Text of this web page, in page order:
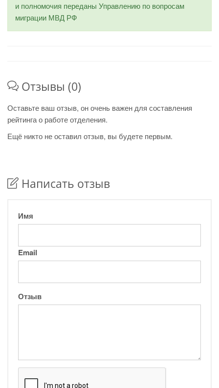
и полномочия переданы Управлению по вопросам
миграции МВД РФ
Отзывы (0)
Оставьте ваш отзыв, он очень важен для составления
рейтинга о работе отделения.
Ещё никто не оставил отзыв, вы будете первым.
Написать отзыв
Имя
Email
Отзыв